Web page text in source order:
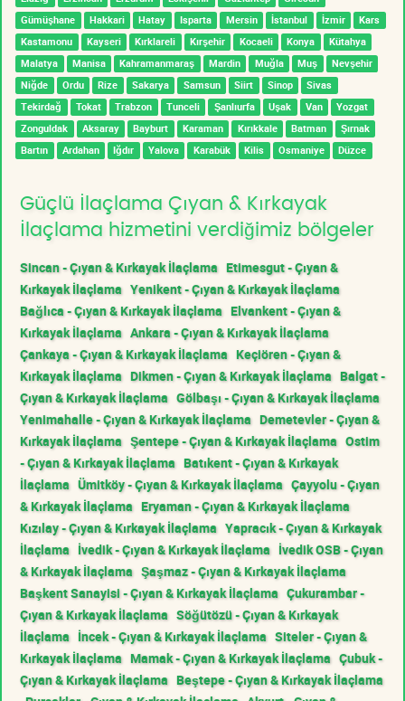
Gümüşhane
Hakkari Hatay Isparta Mersin İstanbul İzmir
Kars
Kastamonu
Kayseri Kırklareli Kırşehir Kocaeli Konya
Kütahya
Malatya
Manisa Kahramanmaraş Mardin Muğla Muş
Nevşehir
Niğde
Ordu Rize Sakarya Samsun Siirt Sinop
Sivas
Tekirdağ
Tokat Trabzon Tunceli Şanlıurfa Uşak Van
Yozgat
Zonguldak
Aksaray Bayburt Karaman Kırıkkale Batman
Şırnak
Bartın
Ardahan Iğdır Yalova Karabük Kilis Osmaniye Düzce
Güçlü İlaçlama Çıyan & Kırkayak
İlaçlama hizmetini verdiğimiz bölgeler
Sincan - Çıyan & Kırkayak İlaçlama Etimesgut - Çıyan &
Kırkayak İlaçlama Yenikent - Çıyan & Kırkayak İlaçlama
Bağlıca - Çıyan & Kırkayak İlaçlama Elvankent - Çıyan &
Kırkayak İlaçlama Ankara - Çıyan & Kırkayak İlaçlama
Çankaya - Çıyan & Kırkayak İlaçlama Keçiören - Çıyan &
Kırkayak İlaçlama Dikmen - Çıyan & Kırkayak İlaçlama Balgat -
Çıyan & Kırkayak İlaçlama Gölbaşı - Çıyan & Kırkayak İlaçlama
Yenimahalle - Çıyan & Kırkayak İlaçlama Demetevler - Çıyan &
Kırkayak İlaçlama Şentepe - Çıyan & Kırkayak İlaçlama Ostim
- Çıyan & Kırkayak İlaçlama Batıkent - Çıyan & Kırkayak
İlaçlama Ümitköy - Çıyan & Kırkayak İlaçlama Çayyolu - Çıyan
& Kırkayak İlaçlama Eryaman - Çıyan & Kırkayak İlaçlama
Kızılay - Çıyan & Kırkayak İlaçlama Yapracık - Çıyan & Kırkayak
İlaçlama İvedik - Çıyan & Kırkayak İlaçlama İvedik OSB - Çıyan
& Kırkayak İlaçlama Şaşmaz - Çıyan & Kırkayak İlaçlama
Başkent Sanayisi - Çıyan & Kırkayak İlaçlama Çukurambar -
Çıyan & Kırkayak İlaçlama Söğütözü - Çıyan & Kırkayak
İlaçlama İncek - Çıyan & Kırkayak İlaçlama Siteler - Çıyan &
Kırkayak İlaçlama Mamak - Çıyan & Kırkayak İlaçlama Çubuk -
Çıyan & Kırkayak İlaçlama Beştepe - Çıyan & Kırkayak İlaçlama